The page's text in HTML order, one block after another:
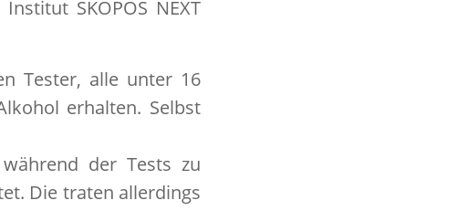
SKOPOS NEXT
Tester, alle unter 16
erhalten. Selbst
der Tests zu
Die traten allerdings